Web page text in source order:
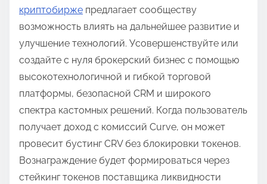
криптобирже предлагает сообществу
возможность влиять на дальнейшее развитие и
улучшение технологий. Усовершенствуйте или
создайте с нуля брокерский бизнес с помощью
высокотехнологичной и гибкой торговой
платформы, безопасной CRM и широкого
спектра кастомных решений. Когда пользователь
получает доход с комиссий Curve, он может
провесит бустинг CRV без блокировки токенов.
Вознаграждение будет формироваться через
стейкинг токенов поставщика ликвидности